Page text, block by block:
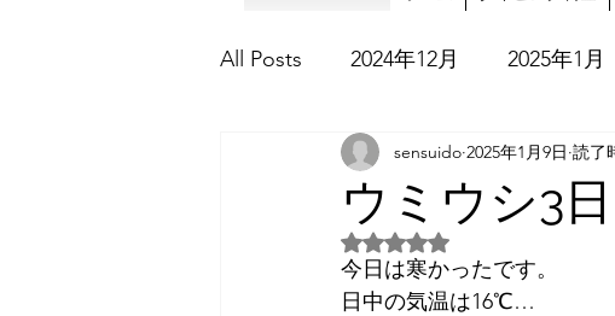
All Posts 2024年12月 2025年1月
2025年8月 2025年9月 2025
2026年3月 2026年4月
ウミウシ3
sensuido 2025年1月9日 読了
5つ星のうちNaNと評価され
今日は寒かったです。
日中の気温は16℃…